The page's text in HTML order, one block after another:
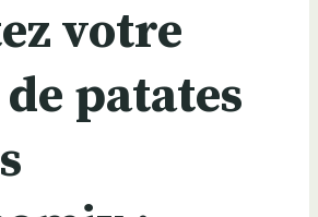
votre
patates